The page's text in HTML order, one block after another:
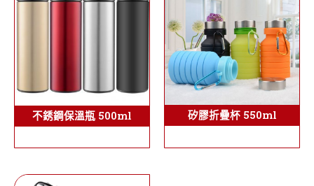
不銹鋼保溫瓶 500ml 矽膠折疊杯 550ml